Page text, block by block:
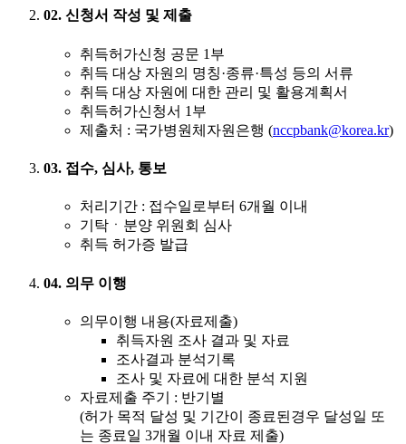
02. 신청서 작성 및 제출
취득허가신청 공문 1부
취득 대상 자원의 명칭·종류·특성 등의 서류
취득 대상 자원에 대한 관리 및 활용계획서
취득허가신청서 1부
제출처 : 국가병원체자원은행 (nccpbank@korea.kr)
03. 접수, 심사, 통보
처리기간 : 접수일로부터 6개월 이내
기탁ㆍ분양 위원회 심사
취득 허가증 발급
04. 의무 이행
의무이행 내용(자료제출)
취득자원 조사 결과 및 자료
조사결과 분석기록
조사 및 자료에 대한 분석 지원
자료제출 주기 : 반기별
(허가 목적 달성 및 기간이 종료된경우 달성일 또
는 종료일 3개월 이내 자료 제출)